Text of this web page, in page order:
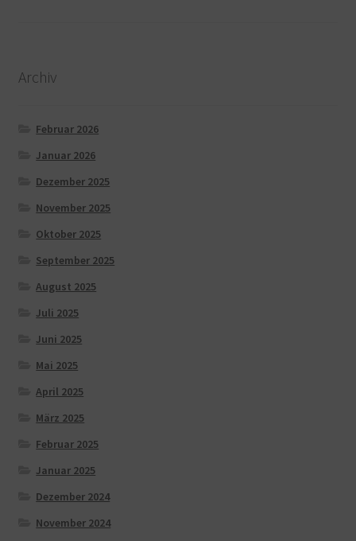
Archiv
Februar 2026
Januar 2026
Dezember 2025
November 2025
Oktober 2025
September 2025
August 2025
Juli 2025
Juni 2025
Mai 2025
April 2025
März 2025
Februar 2025
Januar 2025
Dezember 2024
November 2024